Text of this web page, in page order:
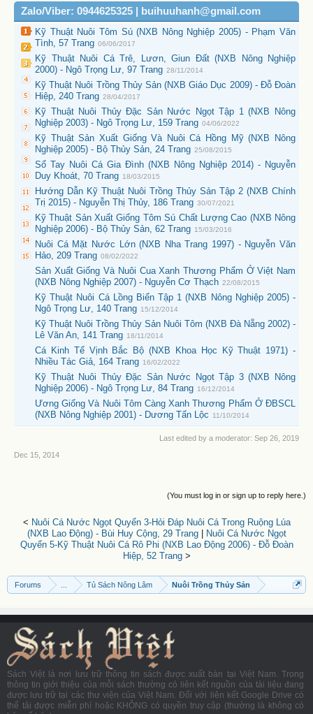
Zalo/Viber: 0944625325 | buihuuhanh@gmail.com
Kỹ Thuật Nuôi Tôm Sú (NXB Nông Nghiệp 2005) - Phạm Văn
Tình, 57 Trang 06/06/2017
Kỹ Thuật Nuôi Cá Trê, Lươn, Giun Đất (NXB Nông Nghiệp
2000) - Ngô Trọng Lư, 97 Trang 28/11/2014
Kỹ Thuật Nuôi Trồng Thủy Sản (NXB Giáo Dục 2009) - Đỗ Đoàn
Hiệp, 240 Trang 28/04/2017
Kỹ Thuật Nuôi Thủy Đặc Sản Nước Ngọt Tập 1 (NXB Nông
Nghiệp 2003) - Ngô Trọng Lư, 159 Trang 04/06/2022
Kỹ Thuật Sản Xuất Giống Và Nuôi Cá Hồng Mỹ (NXB Nông
Nghiệp 2005) - Bộ Thủy Sản, 24 Trang 25/08/2015
Sổ Tay Nuôi Cá Gia Đình (NXB Nông Nghiệp 2014) - Nguyễn
Duy Khoát, 70 Trang 18/03/2015
Hướng Dẫn Kỹ Thuật Nuôi Trồng Thủy Sản Tập 2 (NXB Chính
Trị 2015) - Nguyễn Thị Thủy, 186 Trang 30/07/2021
Kỹ Thuật Sản Xuất Giống Tôm Sú Chất Lượng Cao (NXB Nông
Nghiệp 2006) - Bộ Thủy Sản, 62 Trang 15/03/2016
Nuôi Cá Mặt Nước Lớn (NXB Nha Trang 1997) - Nguyễn Văn
Hảo, 209 Trang 08/02/2022
Sản Xuất Giống Và Nuôi Cua Xanh Thương Phẩm Ở Việt Nam
(NXB Nông Nghiệp 2007) - Nguyễn Cơ Thạch 22/08/2015
Kỹ Thuật Nuôi Cá Lồng Biển Tập 1 (NXB Nông Nghiệp 2005) -
Ngô Trọng Lư, 140 Trang 15/12/2014
Kỹ Thuật Nuôi Trồng Thủy Sản Nuôi Tôm (NXB Đà Nẵng 2002) -
Lê Văn An, 141 Trang 18/11/2014
Cá Kinh Tế Vịnh Bắc Bộ (NXB Khoa Học Kỹ Thuật 1971) -
Nhiều Tác Giả, 164 Trang 16/02/2022
Kỹ Thuật Nuôi Thủy Đặc Sản Nước Ngọt Tập 3 (NXB Nông
Nghiệp 2006) - Ngô Trọng Lư, 84 Trang 16/12/2014
Ương Giống Và Nuôi Tôm Càng Xanh Thương Phẩm Ở ĐBSCL
(NXB Nông Nghiệp 2001) - Dương Tấn Lộc
11/10/2014
Last edited by a moderator: Sep 26, 2019
Dec 15, 2014
(You must log in or sign up to reply here.)
< Nuôi Cá Nước Ngọt Quyển 3-Hỏi Đáp Nuôi Cá Trong Ruộng Lúa
(NXB Lao Động) - Bùi Huy Cộng, 29 Trang|
Nuôi Cá Nước Ngọt
Quyển 5-Kỹ Thuật Nuôi Cá Rô Phi (NXB Lao Động 2006) - Đỗ Đoàn
Hiệp, 52 Trang>
Forums Tủ Sách Nông Lâm Nuôi Trồng Thủy Sản
Sách Việt là nơi lưu trữ thông tin sách được xuất bản tại Việt Nam. Trong
thông tin giới thiệu của mỗi sách thường có liên kết nguồn của tài liệu đang
được lưu trữ tại các thư viện của Việt Nam. Đối với liên kết Google Drive có
thể tải được miễn phí hoặc KHÔNG có quyền truy cập (thường là không có